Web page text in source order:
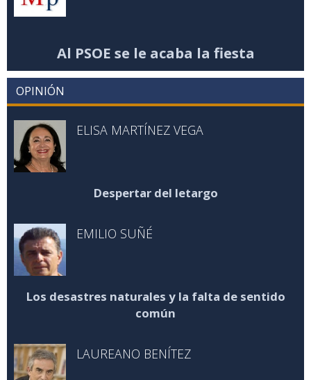
Al PSOE se le acaba la fiesta
OPINIÓN
ELISA MARTÍNEZ VEGA
Despertar del letargo
EMILIO SUÑÉ
Los desastres naturales y la falta de sentido
común
LAUREANO BENÍTEZ